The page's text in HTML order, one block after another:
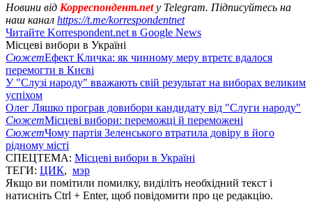
Новини від Корреспондент.netу Telegram. Підписуйтесь на
наш канал https://t.me/korrespondentnet
Читайте Korrespondent.net в Google News
Місцеві вибори в Україні
СюжетЕфект Кличка: як чинному меру втретє вдалося
перемогти в Києві
У "Слузі народу" вважають свій результат на виборах великим
успіхом
Олег Ляшко програв довибори кандидату від "Слуги народу"
СюжетМісцеві вибори: переможці й переможені
СюжетЧому партія Зеленського втратила довіру в його
рідному місті
СПЕЦТЕМА: Місцеві вибори в Україні
ТЕГИ: ЦИК, мэр
Якщо ви помітили помилку, виділіть необхідний текст і
натисніть Ctrl + Enter, щоб повідомити про це редакцію.